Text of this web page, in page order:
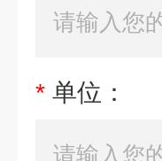
* 单位：